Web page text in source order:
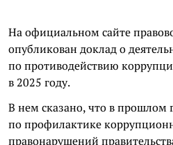
На официальном сайте
опубликован доклад о
по противодействию
в 2025 году.
В нем сказано, что в прошлом
по профилактике
правонарушений